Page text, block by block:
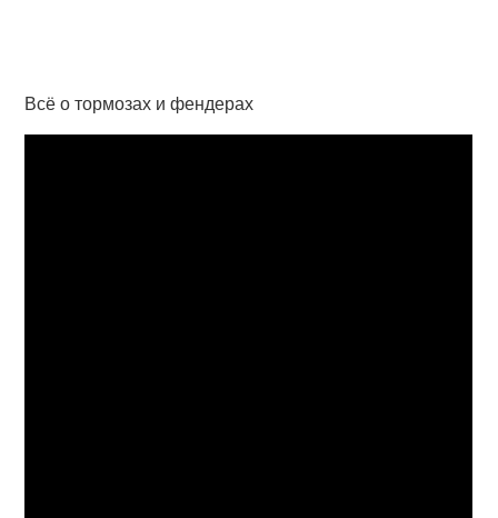
Всё о тормозах и фендерах